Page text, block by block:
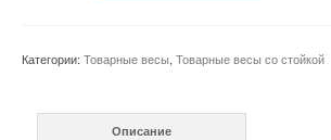
60
Категории: Товарные весы, Товарные весы со стойкой
Описание